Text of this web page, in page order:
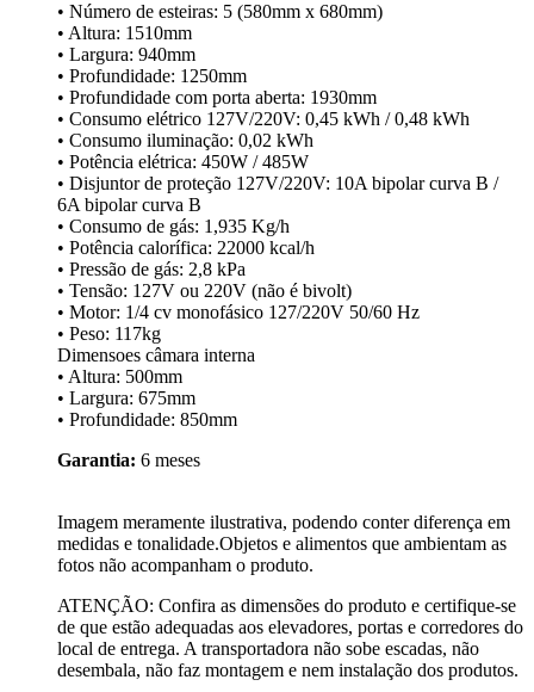
• Número de esteiras: 5 (580mm x 680mm)
• Altura: 1510mm
• Largura: 940mm
• Profundidade: 1250mm
• Profundidade com porta aberta: 1930mm
• Consumo elétrico 127V/220V: 0,45 kWh / 0,48 kWh
• Consumo iluminação: 0,02 kWh
• Potência elétrica: 450W / 485W
• Disjuntor de proteção 127V/220V: 10A bipolar curva B /
6A bipolar curva B
• Consumo de gás: 1,935 Kg/h
• Potência calorífica: 22000 kcal/h
• Pressão de gás: 2,8 kPa
• Tensão: 127V ou 220V (não é bivolt)
• Motor: 1/4 cv monofásico 127/220V 50/60 Hz
• Peso: 117kg
Dimensoes câmara interna
• Altura: 500mm
• Largura: 675mm
• Profundidade: 850mm
Garantia: 6 meses
Imagem meramente ilustrativa, podendo conter diferença em
medidas e tonalidade.Objetos e alimentos que ambientam as
fotos não acompanham o produto.
ATENÇÃO: Confira as dimensões do produto e certifique-se
de que estão adequadas aos elevadores, portas e corredores do
local de entrega. A transportadora não sobe escadas, não
desembala, não faz montagem e nem instalação dos produtos.